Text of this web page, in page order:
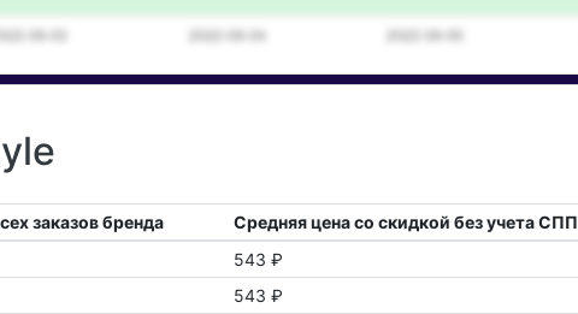
заказов бренда
Средняя цена со скидкой без учета СПП
543 ₽
543 ₽